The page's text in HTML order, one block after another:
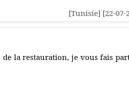
[Tunisie] [22-07-
la restauration, je vous fais